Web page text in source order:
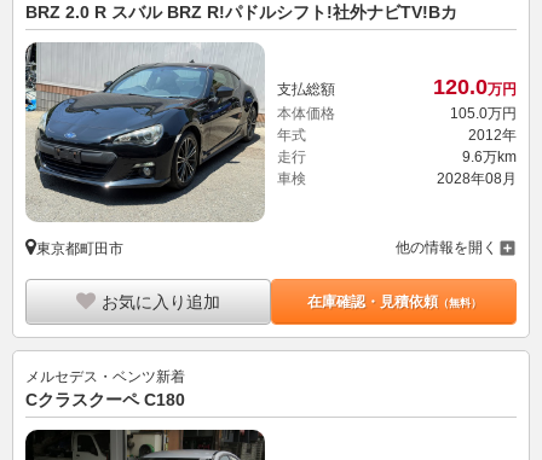
BRZ 2.0 R スバル BRZ R!パドルシフト!社外ナビTV!Bカ
支払総額 120.0万円
本体価格
105.0万円
年式
2012年
走行
9.6万km
車検
2028年08月
東京都町田市 他の情報を開く
お気に入り追加 在庫確認・見積依頼（無料）
メルセデス・ベンツ新着
Cクラスクーペ C180